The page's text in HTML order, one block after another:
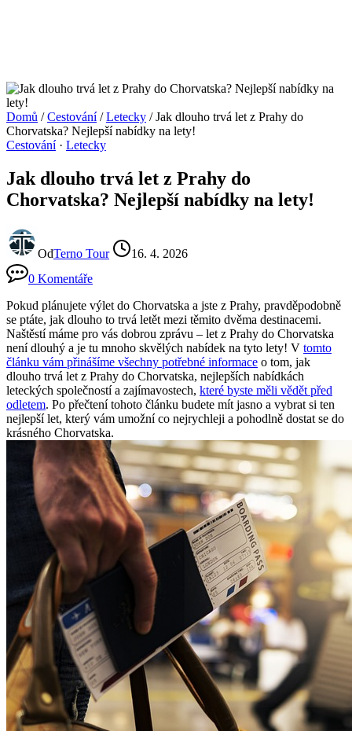
Domů / Cestování / Letecky / Jak dlouho trvá let z Prahy do
Chorvatska? Nejlepší nabídky na lety!
Cestování· Letecky
Jak dlouho trvá let z Prahy do
Chorvatska? Nejlepší nabídky na lety!
OdTerno Tour
16. 4. 2026
0 Komentáře
Pokud plánujete výlet do Chorvatska a jste z Prahy, pravděpodobně
se ptáte, jak dlouho to trvá letět mezi těmito dvěma destinacemi.
Naštěstí máme pro vás dobrou zprávu – let z Prahy do Chorvatska
není dlouhý a je tu mnoho skvělých nabídek na tyto lety! V tomto
článku vám přinášíme všechny potřebné informace o tom, jak
dlouho trvá let z Prahy do Chorvatska, nejlepších nabídkách
leteckých společností a zajímavostech, které byste měli vědět před
odletem. Po přečtení tohoto článku budete mít jasno a vybrat si ten
nejlepší let, který vám umožní co nejrychleji a pohodlně dostat se do
krásného Chorvatska.